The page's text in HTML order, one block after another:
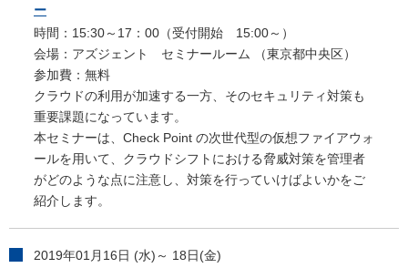
ー
時間：15:30～17：00（受付開始 15:00～）
会場：アズジェント セミナールーム （東京都中央区）
参加費：無料
クラウドの利用が加速する一方、そのセキュリティ対策も
重要課題になっています。
本セミナーは、Check Point の次世代型の仮想ファイアウォ
ールを用いて、クラウドシフトにおける脅威対策を管理者
がどのような点に注意し、対策を行っていけばよいかをご
紹介します。
2019年01月16日 (水)～ 18日(金)